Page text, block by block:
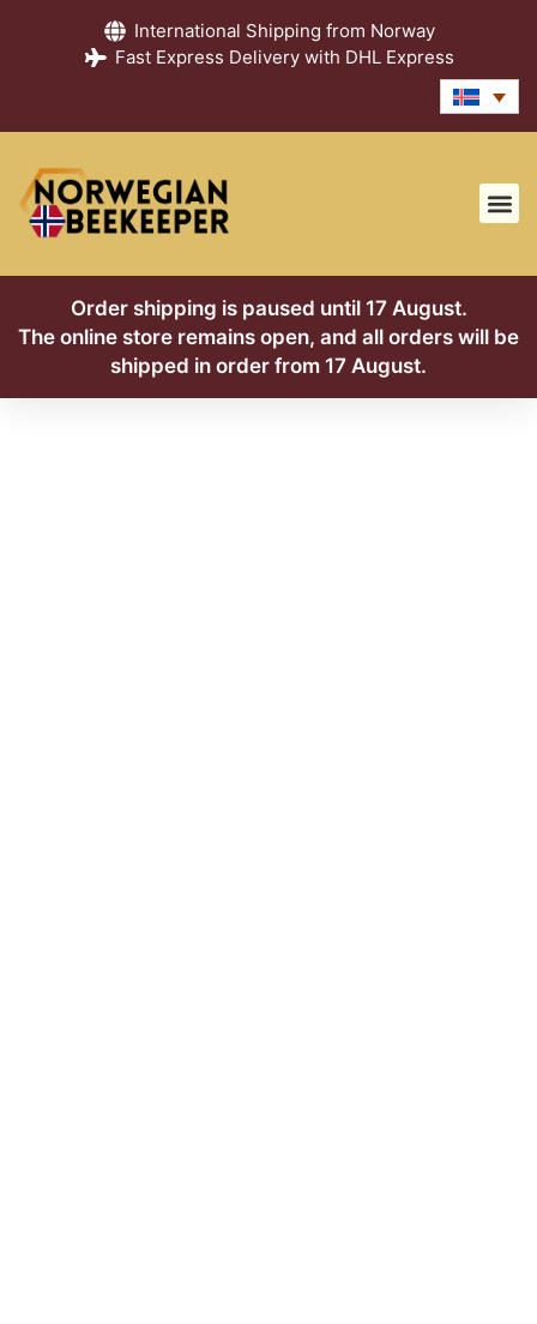
International Shipping from Norway
Fast Express Delivery with DHL Express
Order shipping is paused until 17 August.
The online store remains open, and all orders will be
shipped in order from 17 August.